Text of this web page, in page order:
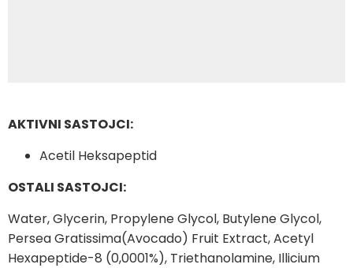
AKTIVNI SASTOJCI:
Acetil Heksapeptid
OSTALI SASTOJCI:
Water, Glycerin, Propylene Glycol, Butylene Glycol,
Persea Gratissima(Avocado) Fruit Extract, Acetyl
Hexapeptide-8 (0,0001%), Triethanolamine, Illicium